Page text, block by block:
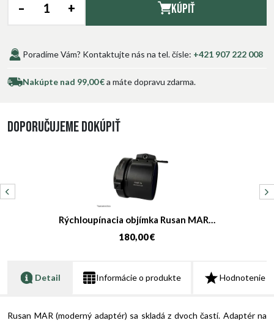
– + Kúpiť
Poradíme Vám? Kontaktujte nás na tel. čísle: +421 907 222 008
Nakúpte nad 99,00 €a máte dopravu zdarma.
Doporučujeme dokúpiť
Rýchloupínacia objímka Rusan MAR…
180,00 €
Detail Informácie o produkte Hodnotenie
Rusan MAR (moderný adaptér) sa skladá z dvoch častí. Adaptér na